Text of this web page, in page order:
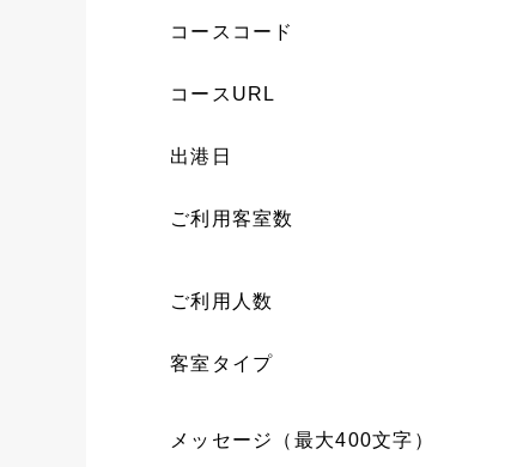
コースコード
コースURL
出港日
ご利用客室数
ご利用人数
客室タイプ
メッセージ（最大400文字）